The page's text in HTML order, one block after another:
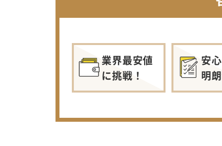
業界最安値
に挑戦！
安
明